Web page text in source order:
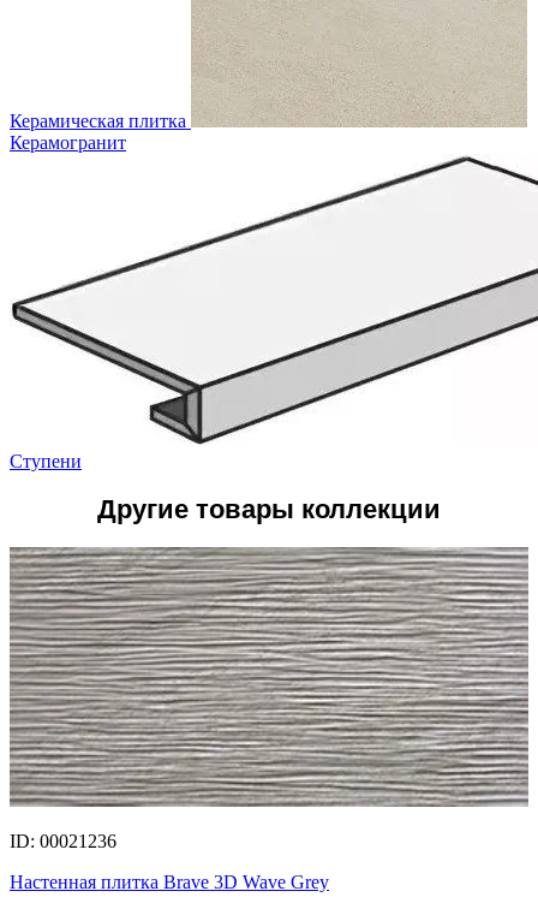
Керамическая плитка
Керамогранит
Ступени
Другие товары коллекции
ID: 00021236
Настенная плитка Brave 3D Wave Grey